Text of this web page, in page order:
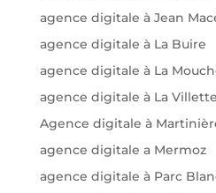
agence digitale à Jean
agence digitale à La Buire
agence digitale à La
agence digitale à La Villette
Agence digitale à
agence digitale a Mermoz
agence digitale à Parc